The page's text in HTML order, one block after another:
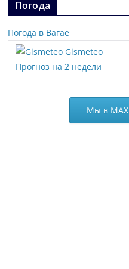
Погода
Погода в Вагае
Gismeteo
Прогноз на 2 недели
Мы в МАХ